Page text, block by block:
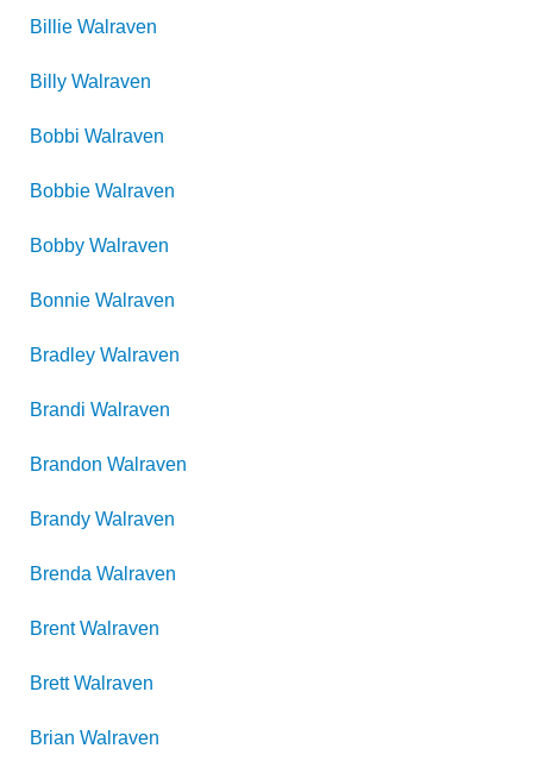
Billie Walraven
Billy Walraven
Bobbi Walraven
Bobbie Walraven
Bobby Walraven
Bonnie Walraven
Bradley Walraven
Brandi Walraven
Brandon Walraven
Brandy Walraven
Brenda Walraven
Brent Walraven
Brett Walraven
Brian Walraven